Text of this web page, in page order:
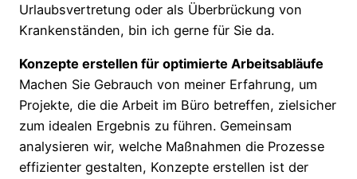
Urlaubsvertretung oder als Überbrückung von
Krankenständen, bin ich gerne für Sie da.
Konzepte erstellen für optimierte Arbeitsabläufe
Machen Sie Gebrauch von meiner Erfahrung, um
Projekte, die die Arbeit im Büro betreffen, zielsicher
zum idealen Ergebnis zu führen. Gemeinsam
analysieren wir, welche Maßnahmen die Prozesse
effizienter gestalten, Konzepte erstellen ist der